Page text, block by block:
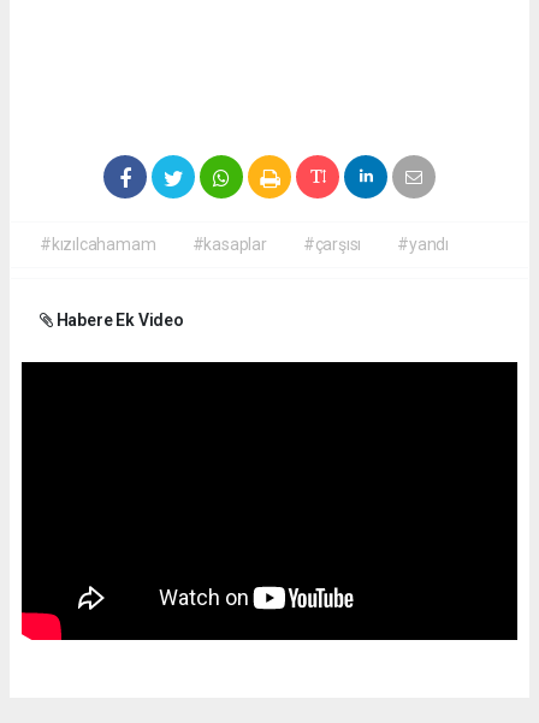
#kızılcahamam #kasaplar #çarşısı #yandı
Habere Ek Video